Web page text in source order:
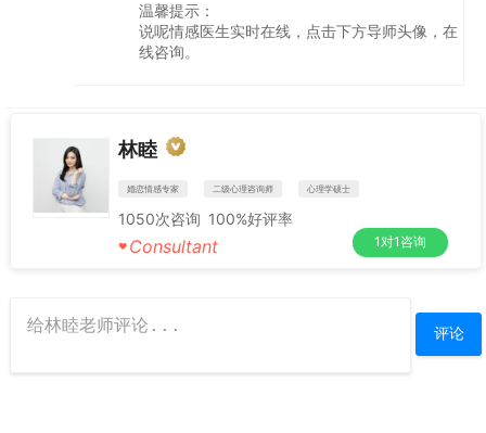
温馨提示：
说呢情感医生实时在线，点击下方导师头像，在
线咨询。
林睦
婚恋情感专家 二级心理咨询师 心理学硕士
1050次咨询 100%好评率
♥ Consultant 1对1咨询